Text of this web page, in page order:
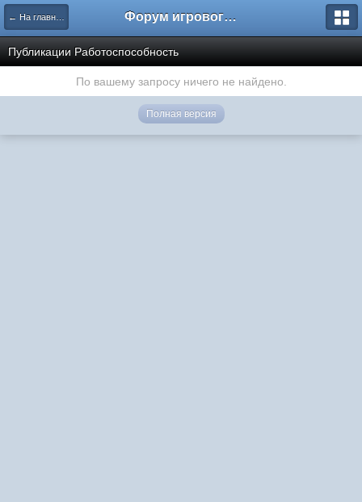
← На главную Форум игрового проекта Riverrise
Публикации Работоспособность
По вашему запросу ничего не найдено.
Полная версия